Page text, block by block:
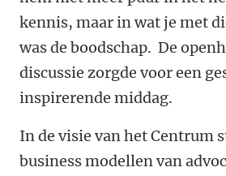
kennis, maar in wat je met
was de boodschap. De
discussie zorgde voor een
inspirerende middag.
In de visie van het Centrum
business modellen van